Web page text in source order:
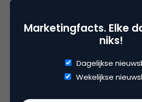
vincente
je hebt eigenlijk helemaal
Marketingfacts. Elke
niks!
Dagelijkse
Wekelijkse